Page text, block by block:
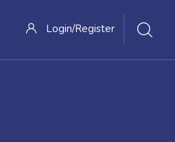
Login/Register